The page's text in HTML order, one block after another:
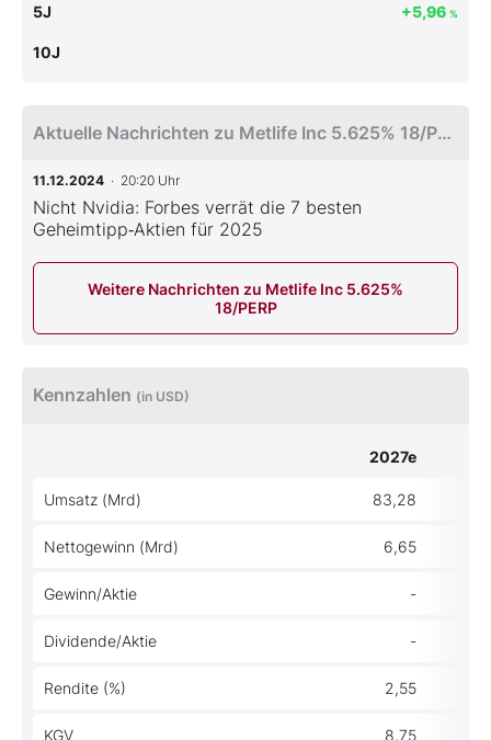
5J +5,96 %
10J
Aktuelle Nachrichten zu Metlife Inc 5.625% 18/PERP
11.12.2024 · 20:20 Uhr
Nicht Nvidia: Forbes verrät die 7 besten
Geheimtipp‑Aktien für 2025
Weitere Nachrichten zu Metlife Inc 5.625%
18/PERP
Kennzahlen (in USD)
2027e
Umsatz (Mrd) 83,28
Nettogewinn (Mrd) 6,65
Gewinn/Aktie -
Dividende/Aktie -
Rendite (%) 2,55
KGV 8,75